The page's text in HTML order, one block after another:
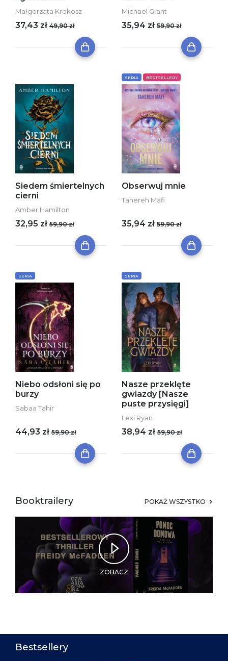
Małgorzata Krokosz
37,43 zł 49,90 zł
Michael Grant
35,94 zł 59,90 zł
Siedem śmiertelnych
cierni
Amber Hamilton
32,95 zł 59,90 zł
SERIA BESTSELLERY
Obserwuj mnie
Tahereh Mafi
35,94 zł 59,90 zł
SERIA
Niebo odsłoni się po
burzy
Sabaa Tahir
44,93 zł 59,90 zł
SERIA
Nasze przeklęte
gwiazdy [Nasze
puste przysięgi]
Lexi Ryan
38,94 zł 59,90 zł
Booktrailery POKAŻ WSZYSTKO
ZOBACZ
Bestsellery